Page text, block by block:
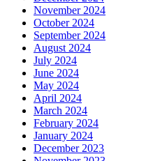
November 2024
October 2024
September 2024
August 2024
July 2024
June 2024
May 2024
April 2024
March 2024
February 2024
January 2024
December 2023